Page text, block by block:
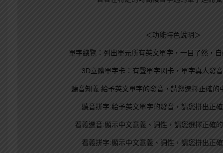
＜功能特色說明＞
單字總覽：列出單元所有英文單字，一目了然，
3D立體單字卡：有聲單字閃卡，單字真人發
聽音知義:給予英文單字的發音，請您選擇正確的
聽音拼字:給予英文單字的發音，請您拼出正
看義選音:顯示中文意義、詞性，請您選擇正確
看義拼字:顯示中文意義、詞性，請您拼出正